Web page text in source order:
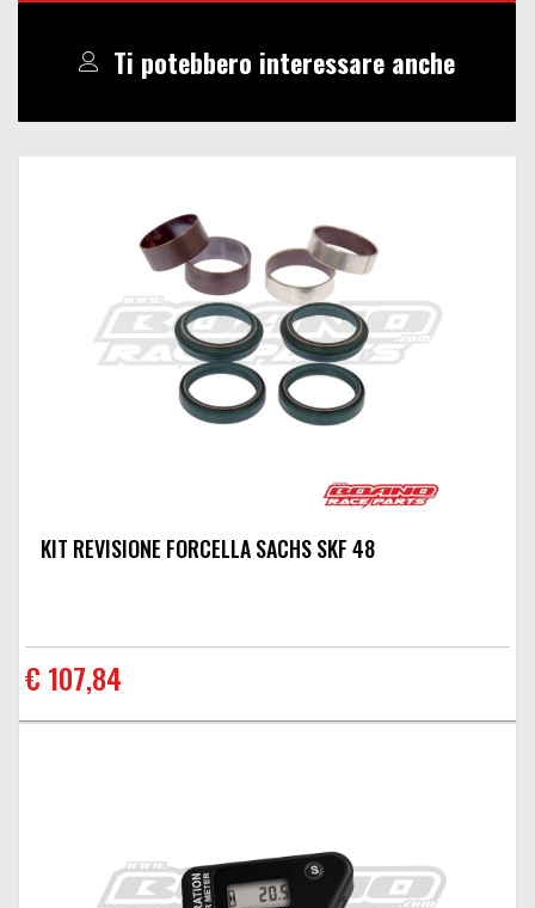
Ti potebbero interessare anche
KIT REVISIONE FORCELLA SACHS SKF 48
€ 107,84